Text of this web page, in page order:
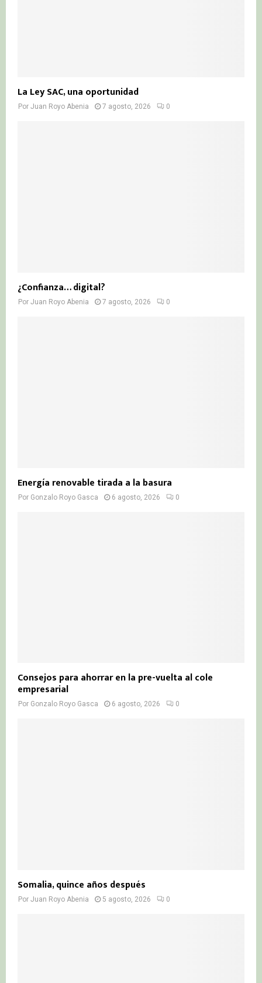
La Ley SAC, una oportunidad
Por Juan Royo Abenia 7 agosto, 2026 0
¿Confianza… digital?
Por Juan Royo Abenia 7 agosto, 2026 0
Energía renovable tirada a la basura
Por Gonzalo Royo Gasca 6 agosto, 2026 0
Consejos para ahorrar en la pre-vuelta al cole
empresarial
Por Gonzalo Royo Gasca 6 agosto, 2026 0
Somalia, quince años después
Por Juan Royo Abenia 5 agosto, 2026 0